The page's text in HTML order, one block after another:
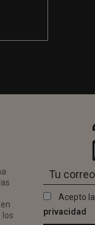
los
Acepto la
privacidad